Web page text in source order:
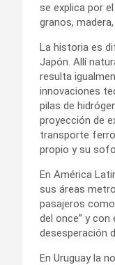
se explica por
granos,
La historia es
Japón. Allí
resulta
innovaciones
pilas de
proyección de
transporte
propio y su
En América
sus áreas
pasajeros
del once” y
desesperación
En Uruguay la